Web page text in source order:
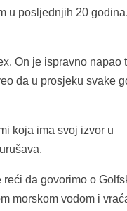
u posljednjih 20
On je ispravno napao
da u prosjeku svake
koja ima svoj izvor u
da govorimo o
morskom vodom i